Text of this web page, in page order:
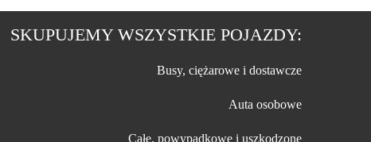
SKUPUJEMY WSZYSTKIE POJAZDY:
Busy, ciężarowe i dostawcze
Auta osobowe
Całe, powypadkowe i uszkodzone